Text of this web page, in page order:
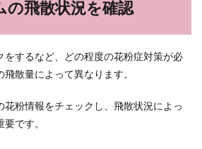
の飛散状況を確認
をするなど、どの程度の花粉症対策が必
散量によって異なります。
花粉情報をチェックし、飛散状況によっ
です。